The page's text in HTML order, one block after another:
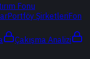
Fonu
Portföy ŞirketleriFon
Çakışma Analizi